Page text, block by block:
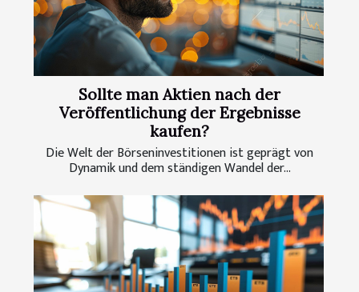
Sollte man Aktien nach der
Veröffentlichung der Ergebnisse
kaufen?
Die Welt der Börseninvestitionen ist geprägt von
Dynamik und dem ständigen Wandel der...